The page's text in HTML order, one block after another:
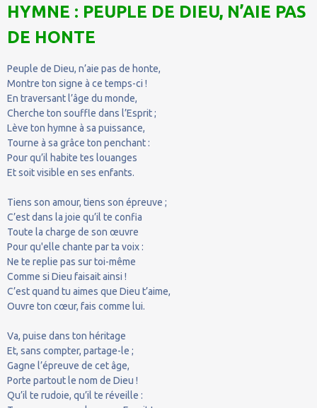
HYMNE : PEUPLE DE DIEU, N’AIE PAS
DE HONTE
Peuple de Dieu, n’aie pas de honte,
Montre ton signe à ce temps-ci !
En traversant l’âge du monde,
Cherche ton souffle dans l’Esprit ;
Lève ton hymne à sa puissance,
Tourne à sa grâce ton penchant :
Pour qu’il habite tes louanges
Et soit visible en ses enfants.
Tiens son amour, tiens son épreuve ;
C’est dans la joie qu’il te confia
Toute la charge de son œuvre
Pour qu'elle chante par ta voix :
Ne te replie pas sur toi-même
Comme si Dieu faisait ainsi !
C’est quand tu aimes que Dieu t’aime,
Ouvre ton cœur, fais comme lui.
Va, puise dans ton héritage
Et, sans compter, partage-le ;
Gagne l’épreuve de cet âge,
Porte partout le nom de Dieu !
Qu’il te rudoie, qu’il te réveille :